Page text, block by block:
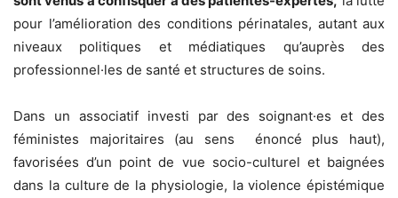
pour l’amélioration des conditions périnatales, autant aux
niveaux politiques et médiatiques qu’auprès des
professionnel·les de santé et structures de soins.
Dans un associatif investi par des soignant·es et des
féministes majoritaires (au sens énoncé plus haut),
favorisées d’un point de vue socio-culturel et baignées
dans la culture de la physiologie, la violence épistémique